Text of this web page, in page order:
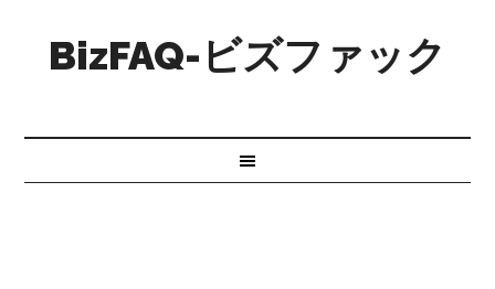
BizFAQ-ビズファック